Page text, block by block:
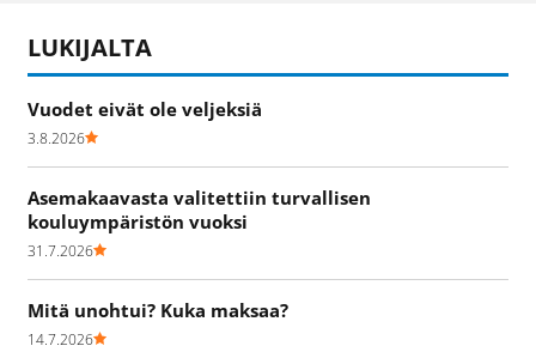
LUKIJALTA
Vuodet eivät ole veljeksiä
3.8.2026
Asemakaavasta valitettiin turvallisen
kouluympäristön vuoksi
31.7.2026
Mitä unohtui? Kuka maksaa?
14.7.2026